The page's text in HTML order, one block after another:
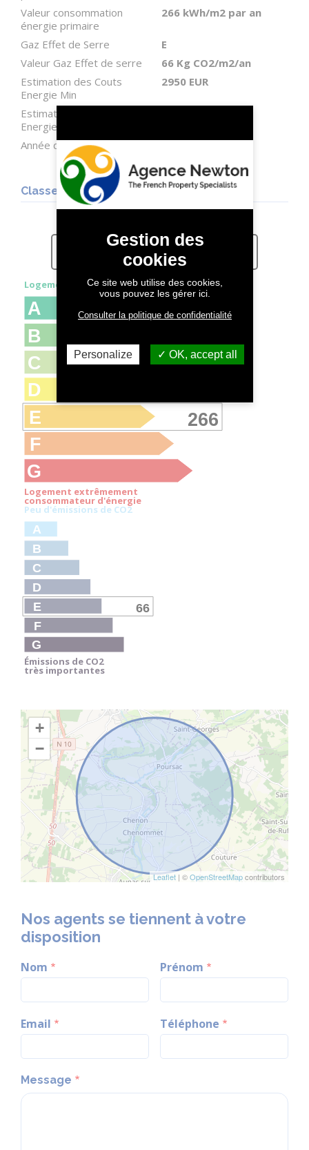
Valeur consommation
énergie primaire
266 kWh/m2 par an
Gaz Effet de Serre
E
Valeur Gaz Effet de serre
66 Kg CO2/m2/an
Estimation des Couts
Energie Min
2950 EUR
Estimation des Couts
Energie Max
Année de Référence 13/07/2023
Classes DPE/GES
266
kWh/m²/an
66
kg CO
Logement très performant
A
B
C
D
266
E
F
G
Logement extrêmement
consommateur d'énergie
Peu d'émissions de CO2
A
B
C
D
66
E
F
G
Émissions de CO2
très importantes
+
−
Leaflet | ©OpenStreetMapcontributors
Nos agents se tiennent à votre
disposition
Nom Prénom
Email Téléphone
Message
Gestion des
cookies
Ce site web utilise des cookies,
vous pouvez les gérer ici.
Consulter la politique de confidentialité
Personalize OK, accept all